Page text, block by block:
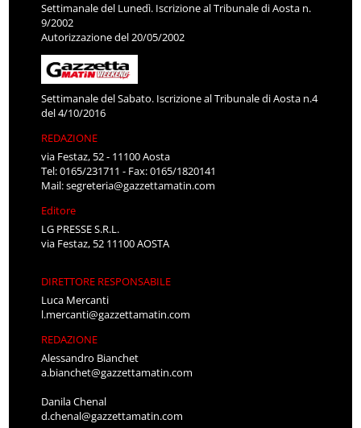
Settimanale del Lunedì. Iscrizione al Tribunale di Aosta n.
9/2002
Autorizzazione del 20/05/2002
Settimanale del Sabato. Iscrizione al Tribunale di Aosta n.4
del 4/10/2016
REDAZIONE
via Festaz, 52 - 11100 Aosta
Tel: 0165/231711 - Fax: 0165/1820141
Mail:segreteria@gazzettamatin.com
Editore
LG PRESSE S.R.L.
via Festaz, 52 11100 AOSTA
DIRETTORE RESPONSABILE
Luca Mercanti
l.mercanti@gazzettamatin.com
REDAZIONE
Alessandro Bianchet
a.bianchet@gazzettamatin.com
Danila Chenal
d.chenal@gazzettamatin.com